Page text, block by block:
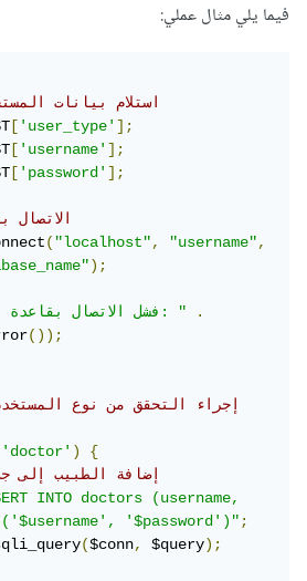
فيما يلي مثال عملي:
// استلام بيانات
['user_type'];
['username'];
['password'];
//
("localhost", "username",
);
"فشل الاتصال بقاعدة البيانات: "
.
());
'doctor')
{
// إضافة الطبيب إلى
INTO doctors (username,
('$username', '$password')";
($conn, $query);